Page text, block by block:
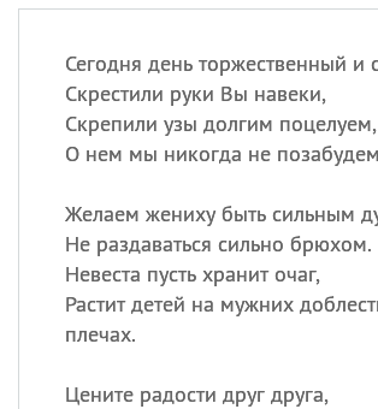
Сегодня день торжественный и
Скрестили руки Вы навеки,
Скрепили узы долгим поцелуем,
О нем мы никогда не
Желаем жениху быть сильным
Не раздаваться сильно брюхом.
Невеста пусть хранит очаг,
Растит детей на мужних
плечах.
Цените радости друг друга,